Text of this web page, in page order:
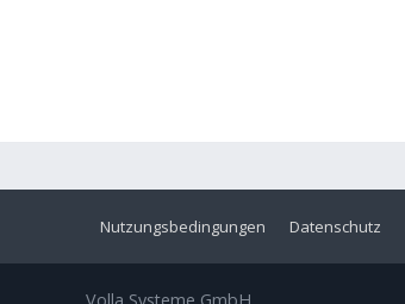
Datenschutz
Nutzungsbedingungen